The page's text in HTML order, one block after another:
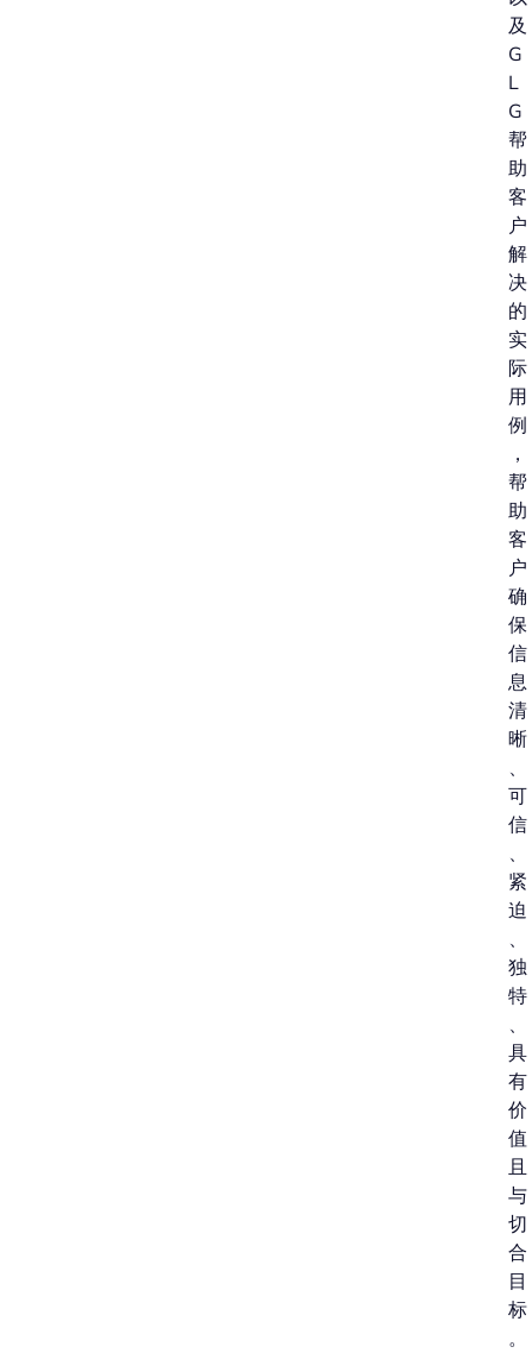
及
G
L
G
帮
助
客
户
解
决
的
实
际
用
例
，
帮
助
客
户
确
保
信
息
清
晰
、
可
信
、
紧
迫
、
独
特
、
具
有
价
值
且
与
切
合
目
标
。